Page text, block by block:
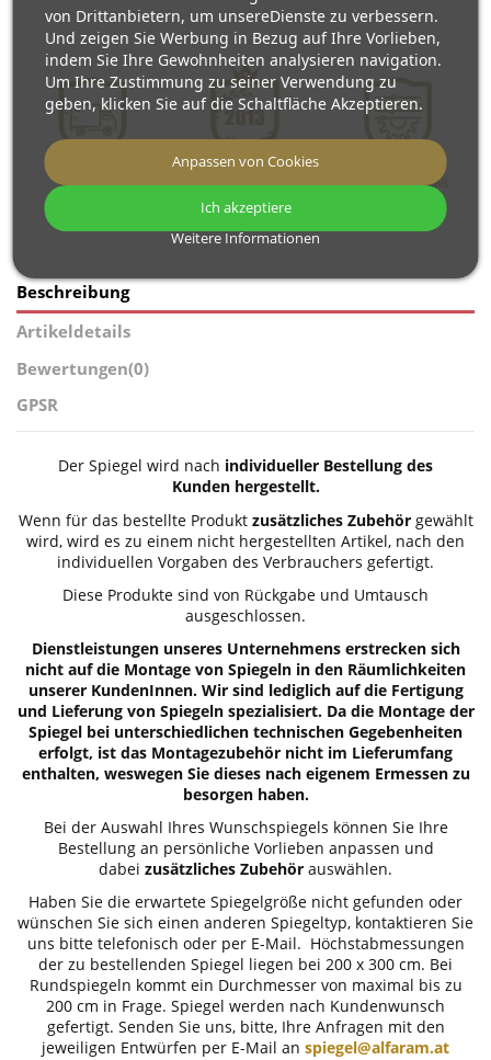
Kostenloser
Wir produzieren
Spiegel nach Maß
Beschreibung
Artikeldetails
Bewertungen(0)
GPSR
Der Spiegel wird nach individueller Bestellung des
Kunden hergestellt.
Wenn für das bestellte Produkt zusätzliches Zubehörgewählt
wird, wird es zu einem nicht hergestellten Artikel, nach den
individuellen Vorgaben des Verbrauchers gefertigt.
Diese Produkte sind von Rückgabe und Umtausch
ausgeschlossen.
Dienstleistungen unseres Unternehmens erstrecken sich
nicht auf die Montage von Spiegeln in den Räumlichkeiten
unserer KundenInnen. Wir sind lediglich auf die Fertigung
und Lieferung von Spiegeln spezialisiert. Da die Montage der
Spiegel bei unterschiedlichen technischen Gegebenheiten
erfolgt, ist das Montagezubehör nicht im Lieferumfang
enthalten, weswegen Sie dieses nach eigenem Ermessen zu
besorgen haben.
Bei der Auswahl Ihres Wunschspiegels können Sie Ihre
Bestellung an persönliche Vorlieben anpassen und
dabei zusätzliches Zubehör auswählen.
Haben Sie die erwartete Spiegelgröße nicht gefunden oder
wünschen Sie sich einen anderen Spiegeltyp, kontaktieren Sie
uns bitte telefonisch oder per E-Mail. Höchstabmessungen
der zu bestellenden Spiegel liegen bei 200 x 300 cm. Bei
Rundspiegeln kommt ein Durchmesser von maximal bis zu
200 cm in Frage. Spiegel werden nach Kundenwunsch
gefertigt. Senden Sie uns, bitte, Ihre Anfragen mit den
jeweiligen Entwürfen per E-Mail an spiegel@alfaram.at
von Drittanbietern, um unsereDienste zu verbessern.
Und zeigen Sie Werbung in Bezug auf Ihre Vorlieben,
indem Sie Ihre Gewohnheiten analysieren navigation.
Um Ihre Zustimmung zu seiner Verwendung zu
geben, klicken Sie auf die Schaltfläche Akzeptieren.
Weitere Informationen
Anpassen von Cookies
Ich akzeptiere